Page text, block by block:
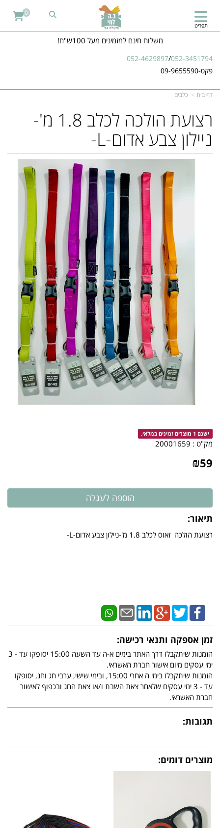
משלוח חינם למזמינים מעל 100ש"ח!
052-4629897/052-3451794
פקס-09-9655590
תפריט
0
דף בית כלבים
רצועת הולכה לכלב 1.8 מ'-
ניילון צבע אדום-L-
ישנם 1 מוצרים זמינים במלאי.
מק"ט : 20001659
₪59
תיאור:
רצועת הולכה זאוס לכלב 1.8 מ'-ניילון צבע אדום-L-
זמן אספקה ותנאי רכישה:
הזמנות שיתקבלו דרך האתר בימים א-ה עד השעה 15:00 יסופקו עד - 3
ימי עסקים מיום אישור חברת האשראי.
הזמנות שיתקבלו בימי ה אחרי 15:00, ובימי שישי, ערבי חג וחג, יסופקו
עד - 3 ימי עסקים שלאחר צאת השבת ו/או צאת החג ובכפוף לאישור
חברת האשראי.
תגובות:
מוצרים דומים: